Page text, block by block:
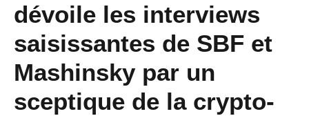
dévoile les interviews
saisissantes de SBF et
Mashinsky par un
sceptique de la crypto-